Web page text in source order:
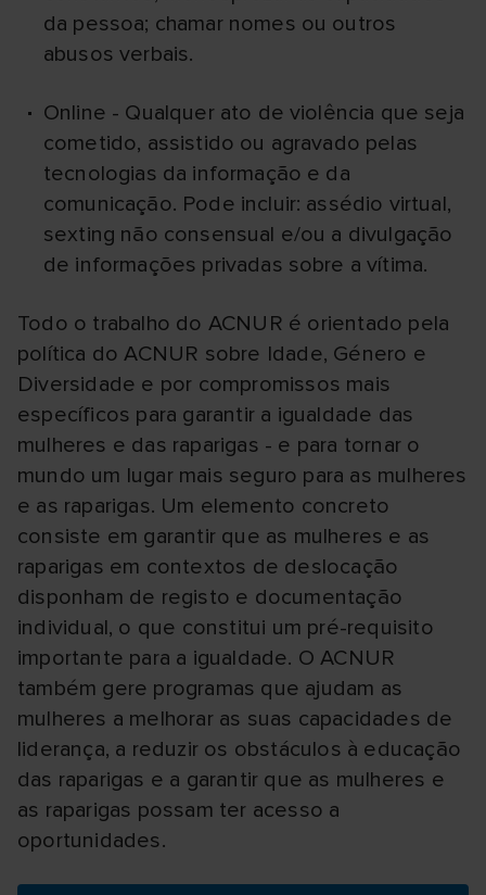
da pessoa; chamar nomes ou outros
abusos verbais.
Online - Qualquer ato de violência que seja
cometido, assistido ou agravado pelas
tecnologias da informação e da
comunicação. Pode incluir: assédio virtual,
sexting não consensual e/ou a divulgação
de informações privadas sobre a vítima.
Todo o trabalho do ACNUR é orientado pela
política do ACNUR sobre Idade, Género e
Diversidade e por compromissos mais
específicos para garantir a igualdade das
mulheres e das raparigas - e para tornar o
mundo um lugar mais seguro para as mulheres
e as raparigas. Um elemento concreto
consiste em garantir que as mulheres e as
raparigas em contextos de deslocação
disponham de registo e documentação
individual, o que constitui um pré-requisito
importante para a igualdade. O ACNUR
também gere programas que ajudam as
mulheres a melhorar as suas capacidades de
liderança, a reduzir os obstáculos à educação
das raparigas e a garantir que as mulheres e
as raparigas possam ter acesso a
oportunidades.